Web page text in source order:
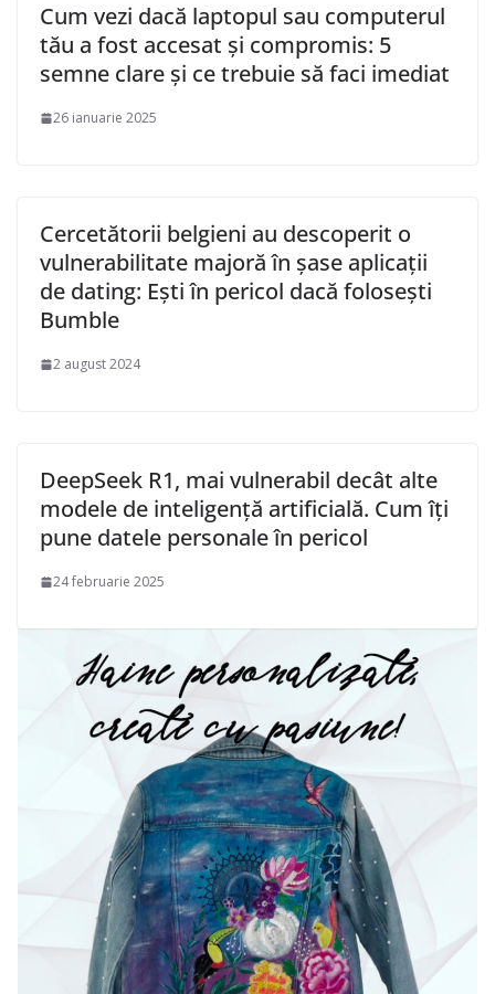
Cum vezi dacă laptopul sau computerul
tău a fost accesat și compromis: 5
semne clare și ce trebuie să faci imediat
26 ianuarie 2025
Cercetătorii belgieni au descoperit o
vulnerabilitate majoră în șase aplicații
de dating: Ești în pericol dacă folosești
Bumble
2 august 2024
DeepSeek R1, mai vulnerabil decât alte
modele de inteligență artificială. Cum îți
pune datele personale în pericol
24 februarie 2025